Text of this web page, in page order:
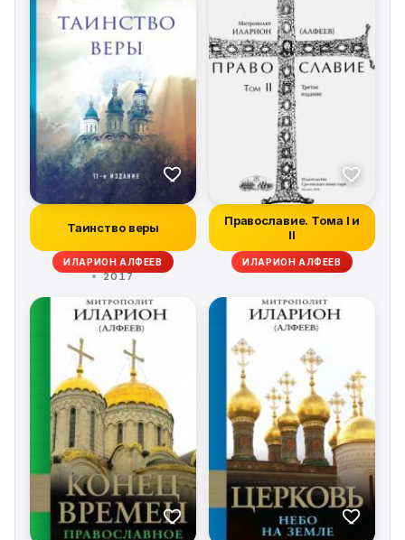
Таинство веры
ИЛАРИОН АЛФЕЕВ
2017
Православие. Тома I и
II
ИЛАРИОН АЛФЕЕВ